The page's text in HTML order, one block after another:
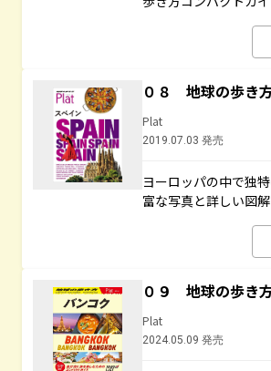
０８ 地球の歩き
Plat
2019.07.03 発売
ヨーロッパの中で独
富な写真と詳しい図
０９ 地球の歩き
Plat
2024.05.09 発売